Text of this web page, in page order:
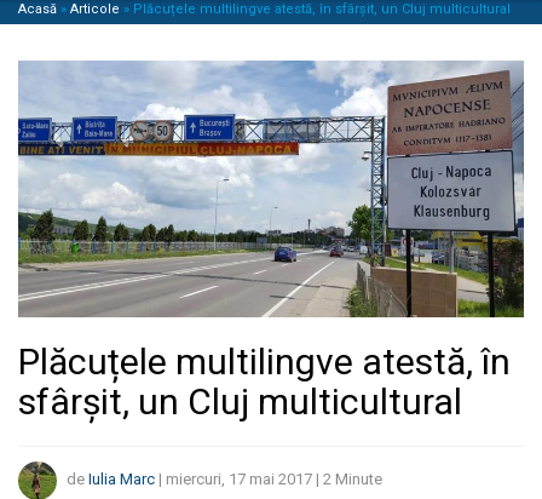
Acasă » Articole » Plăcuțele multilingve atestă, în sfârșit, un Cluj multicultural
Plăcuțele multilingve atestă, în
sfârșit, un Cluj multicultural
de Iulia Marc | miercuri, 17 mai 2017 | 2 Minute